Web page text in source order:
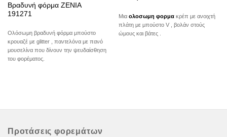
Βραδυνή φόρμα ZENIA
191271
Ολόσωμη βραδυνή φόρμα μπούστο
κρουαζέ με glitter , παντελόνα με πανό
μουσελίνα που δίνουν την ψευδαίσθηση
του φορέματος.
Μια ολοσωμη φορμακρέπ με ανοιχτή
πλάτη με μπούστο V , βολάν στούς
ώμους και βάτες .
Προτάσεις φορεμάτων